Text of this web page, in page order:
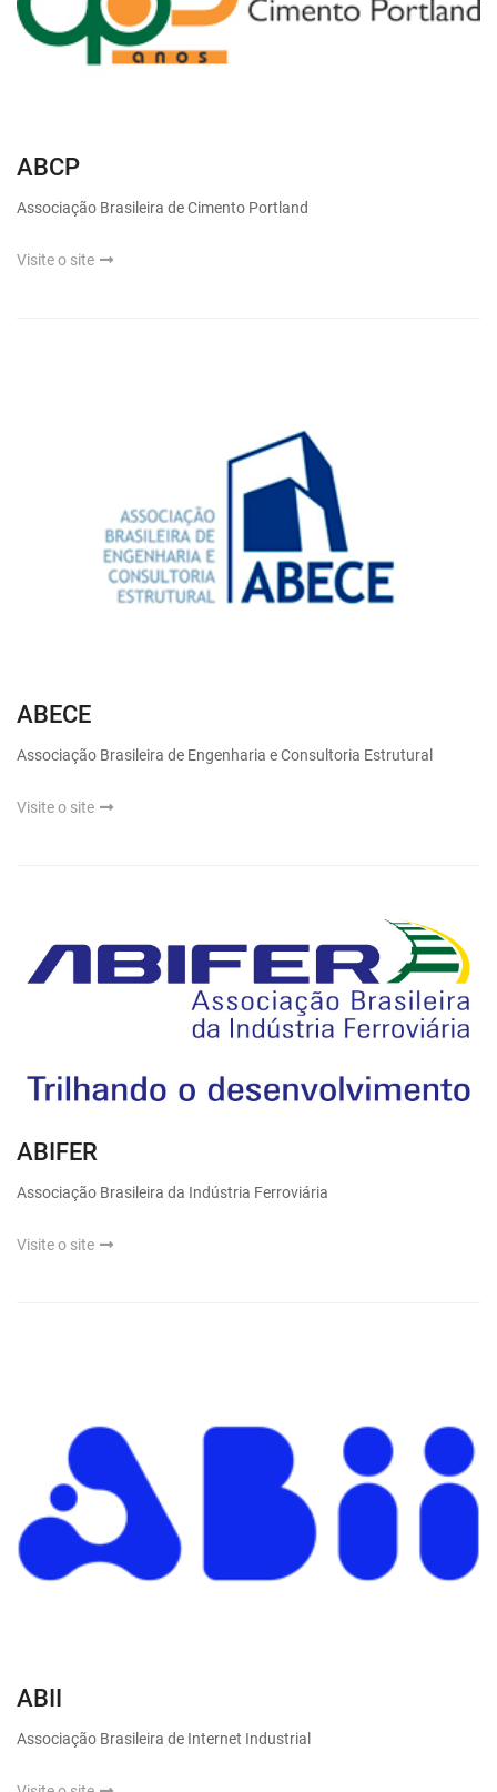
ABCP
Associação Brasileira de Cimento Portland
Visite o site
ABECE
Associação Brasileira de Engenharia e Consultoria Estrutural
Visite o site
ABIFER
Associação Brasileira da Indústria Ferroviária
Visite o site
ABII
Associação Brasileira de Internet Industrial